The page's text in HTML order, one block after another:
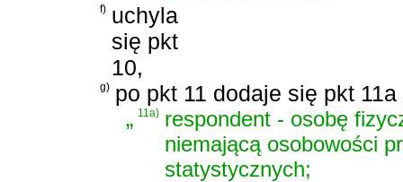
f) uchyla
się pkt
10,
g) po pkt 11 dodaje się pkt
„11a) respondent - osobę
niemającą osobowości
statystycznych;